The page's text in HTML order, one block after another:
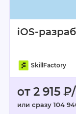
iOS-
SkillFactory
от 2 915
или сразу 104